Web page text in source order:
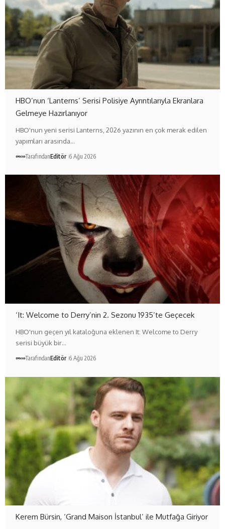
HBO’nun ‘Lanterns’ Serisi Polisiye Ayrıntılarıyla Ekranlara
Gelmeye Hazırlanıyor
HBO'nun yeni serisi Lanterns, 2026 yazının en çok merak edilen
yapımları arasında…
TarafındanEditör 6 Ağu 2026
‘It: Welcome to Derry’nin 2. Sezonu 1935’te Geçecek
HBO'nun geçen yıl kataloğuna eklenen It: Welcome to Derry
serisi büyük bir…
TarafındanEditör 6 Ağu 2026
Kerem Bürsin, ‘Grand Maison İstanbul’ ile Mutfağa Giriyor